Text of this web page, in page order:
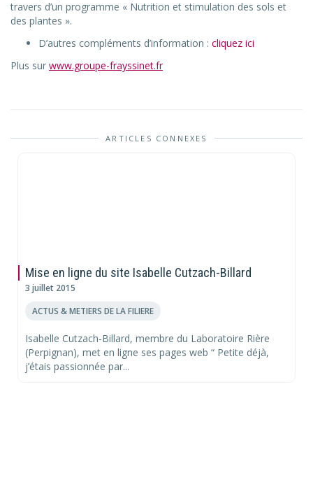
travers d’un programme « Nutrition et stimulation des sols et
des plantes ».
D’autres compléments d’information : cliquez ici
Plus sur www.groupe-frayssinet.fr
ARTICLES CONNEXES
Mise en ligne du site Isabelle Cutzach-Billard
3 juillet 2015
ACTUS & METIERS DE LA FILIERE
Isabelle Cutzach-Billard, membre du Laboratoire Rière
(Perpignan), met en ligne ses pages web “ Petite déjà,
j’étais passionnée par...